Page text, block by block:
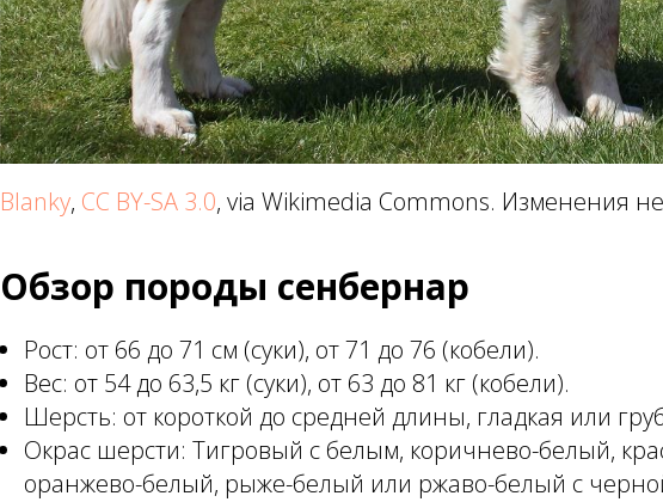
Blanky, CC BY-SA 3.0, via Wikimedia Commons. Изменения
Обзор породы сенбернар
Рост: от 66 до 71 см (суки), от 71 до 76 (кобели).
Вес: от 54 до 63,5 кг (суки), от 63 до 81 кг (кобели).
Шерсть: от короткой до средней длины, гладкая или
Окрас шерсти: Тигровый с белым, коричнево-белый,
оранжево-белый, рыже-белый или ржаво-белый с